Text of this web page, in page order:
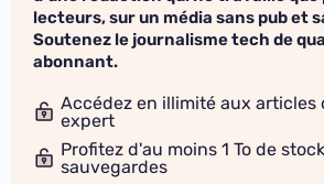
lecteurs, sur un média sans pub et
Soutenez le journalisme tech de
abonnant.
Accédez en illimité aux articles
expert
Profitez d'au moins 1 To de
sauvegardes